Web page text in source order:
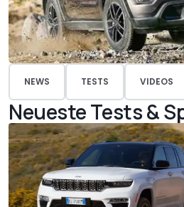
NEWS TESTS VIDEOS
Neueste Tests &